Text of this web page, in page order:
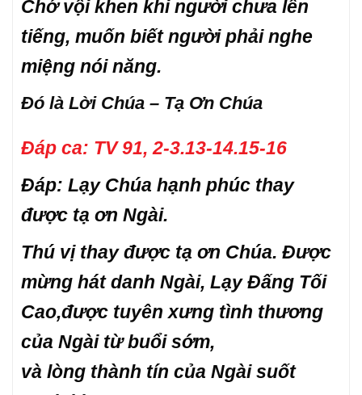
Chớ vội khen khi người chưa lên
tiếng, muốn biết người phải nghe
miệng nói năng.
Đó là Lời Chúa – Tạ Ơn Chúa
Đáp ca: TV 91, 2-3.13-14.15-16
Đáp: Lạy Chúa hạnh phúc thay
được tạ ơn Ngài.
Thú vị thay được tạ ơn Chúa. Được
mừng hát danh Ngài, Lạy Đấng Tối
Cao,được tuyên xưng tình thương
của Ngài từ buổi sớm,
và lòng thành tín của Ngài suốt